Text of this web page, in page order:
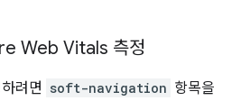
Web Vitals 측정
려면 soft-navigation 항목을